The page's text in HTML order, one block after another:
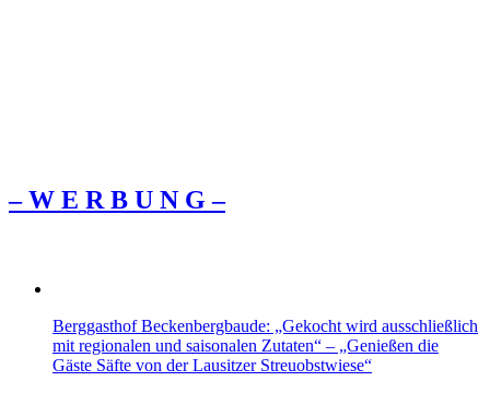
– W Ε R Β U Ν G –
Berggasthof Beckenbergbaude: „Gekocht wird ausschließlich
mit regionalen und saisonalen Zutaten“ – „Genießen die
Gäste Säfte von der Lausitzer Streuobstwiese“